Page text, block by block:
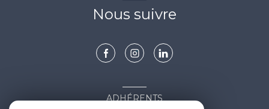
Nous suivre
ADHÉRENTS